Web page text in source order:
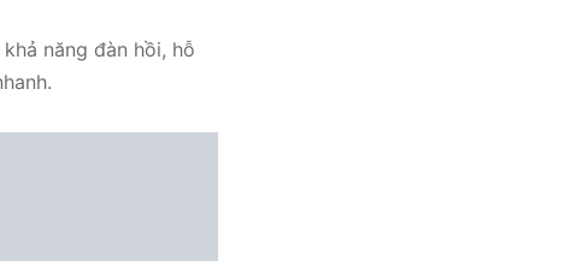
năng đàn hồi, hỗ